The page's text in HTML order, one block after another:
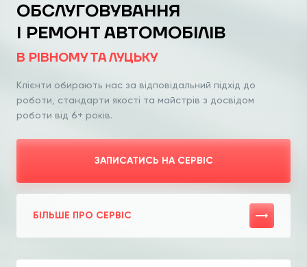
ОБСЛУГОВУВАННЯ
І РЕМОНТ АВТОМОБІЛІВ
В РІВНОМУ ТА ЛУЦЬКУ
Клієнти обирають нас за відповідальний підхід до
роботи, стандарти якості та майстрів з досвідом
роботи від 6+ років.
ЗАПИСАТИСЬ НА СЕРВІС
БІЛЬШЕ ПРО СЕРВІС